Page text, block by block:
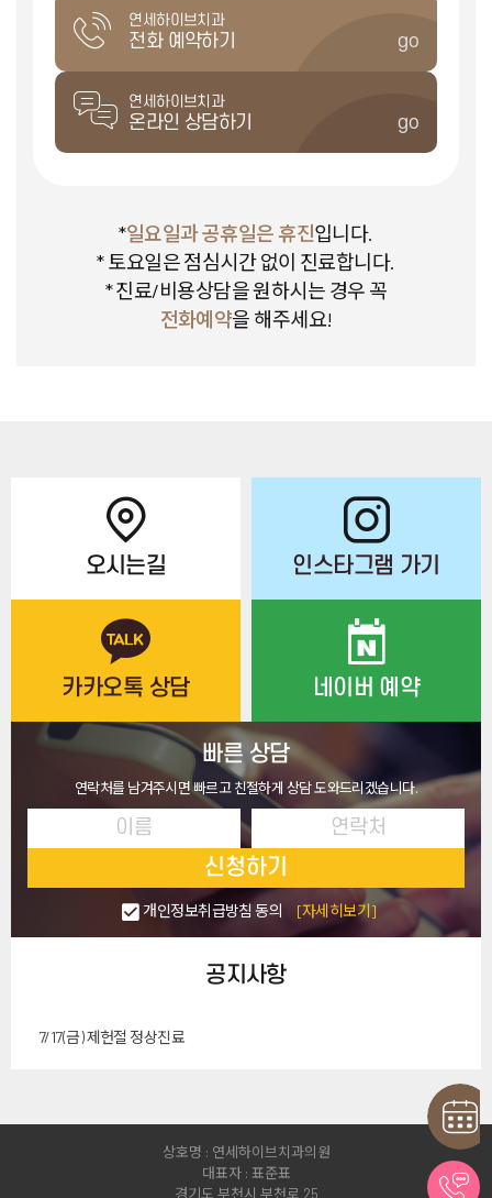
연세하이브치과
전화 예약하기 go
연세하이브치과
온라인 상담하기 go
*일요일과 공휴일은 휴진입니다.
* 토요일은 점심시간 없이 진료합니다.
* 진료/비용상담을 원하시는 경우 꼭
전화예약을 해주세요!
공지사항
7/17(금) 제헌절 정상진료
오시는길 인스타그램 가기
카카오톡 상담 네이버 예약
빠른 상담
연락처를 남겨주시면 빠르고 친절하게 상담 도와드리겠습니다.
신청하기
개인정보취급방침 동의 [자세히보기]
상호명 : 연세하이브치과의원
대표자 : 표준표
경기도 부천시 부천로 25